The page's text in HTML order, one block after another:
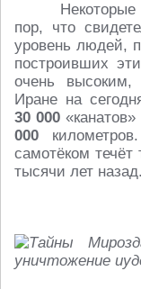
Некоторые
пор, что
уровень людей,
построивших
очень
Иране на
30 000
000
самотёком
тысячи лет назад.